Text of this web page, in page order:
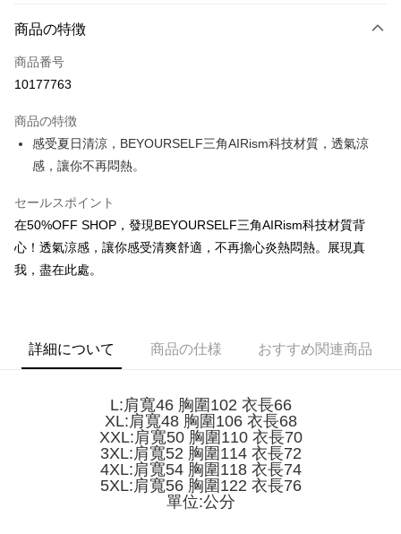
クレジットカード1回払い
コンビニ店頭代金引換
Apple Pay
JKOPAY
Easy Wallet
Plus Pay
【OP Pay Later 使用説明】
的に OP Pay Later の取引プロセスに移行し、携帯番号を確認後、分割払
いの回数や支払い期限を選択し、支払いを確認すると取引が完了します。
3. 実際の承認額、分割回数および費用については、後続の取引確認ページ
を基準とします。
4. 注文成立後30分以内に確認取引を行わない場合や審査が通過しない場
合、注文は自動的にキャンセルされます。「転専審査」に未通過の状況が
発生した場合は、システムの評価基準に達していないことを意味し、評価
AFTEE代金後払い
一、 AFTEE代金後払いについて
1.お支払い方法でAFTEE代金後払いを選択すると、携帯電話認証ウィンド
ウが表示されます。
2.SMSで認証してお支払い手続を進めてください。
3.注文するときのお支払いは不要です。商品はご指定の住所に配送されま
4.ご注文が完了すると、携帯に支払い通知のSMSが届きます。アプリ会員
の場合は、AFTEE アプリプッシュ通知が届きます。
商品の特徴
商品番号
10177763
商品の特徴
感受夏日清涼，BEYOURSELF三角AIRism科技材質，透氣涼
感，讓你不再悶熱。
セールスポイント
在50%OFF SHOP，發現BEYOURSELF三角AIRism科技材質背
心！透氣涼感，讓你感受清爽舒適，不再擔心炎熱悶熱。展現真
我，盡在此處。
詳細について 商品の仕様 おすすめ関連商品
L:肩寬46 胸圍102 衣長66
XL:肩寬48 胸圍106 衣長68
XXL:肩寬50 胸圍110 衣長70
3XL:肩寬52 胸圍114 衣長72
4XL:肩寬54 胸圍118 衣長74
5XL:肩寬56 胸圍122 衣長76
單位:公分